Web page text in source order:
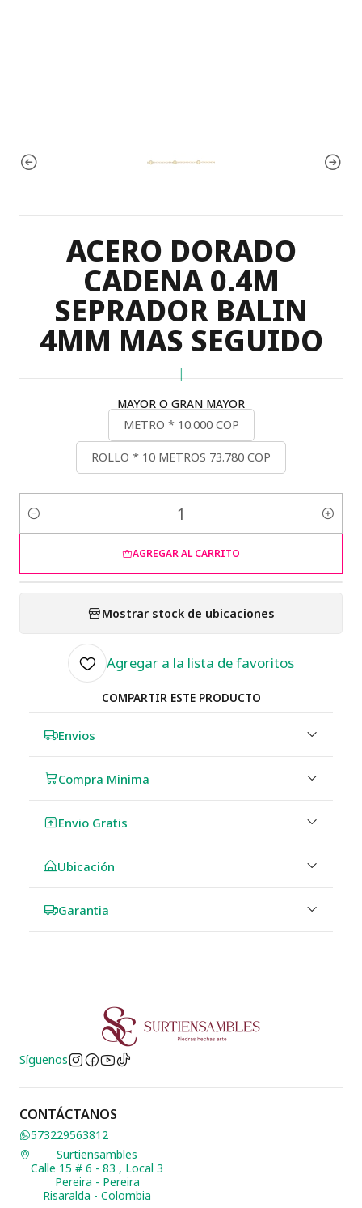
ACERO DORADO
CADENA 0.4M
SEPRADOR BALIN
4MM MAS SEGUIDO
|
MAYOR O GRAN MAYOR
METRO * 10.000 COP
ROLLO * 10 METROS 73.780 COP
Cantidad
AGREGAR AL CARRITO
Mostrar stock de ubicaciones
Agregar a la lista de favoritos
COMPARTIR ESTE PRODUCTO
Envios
Compra Minima
Envio Gratis
Ubicación
Garantia
Síguenos
CONTÁCTANOS
573229563812
Surtiensambles
Calle 15 # 6 - 83 , Local 3
Pereira - Pereira
Risaralda - Colombia